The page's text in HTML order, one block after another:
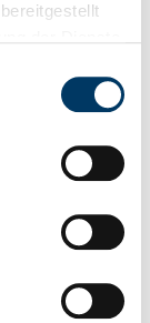
Klick